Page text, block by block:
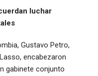
luchar
Gustavo Petro,
encabezaron
gabinete conjunto